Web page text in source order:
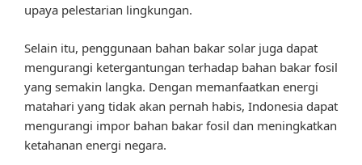
upaya pelestarian lingkungan.
Selain itu, penggunaan bahan bakar solar juga dapat
mengurangi ketergantungan terhadap bahan bakar fosil
yang semakin langka. Dengan memanfaatkan energi
matahari yang tidak akan pernah habis, Indonesia dapat
mengurangi impor bahan bakar fosil dan meningkatkan
ketahanan energi negara.